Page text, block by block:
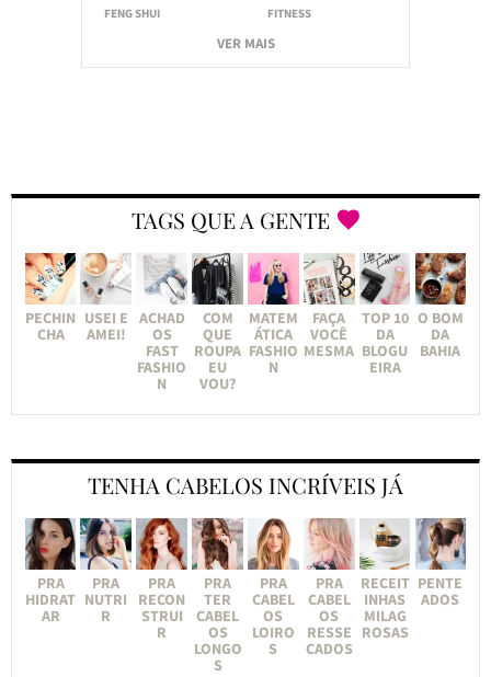
FENG SHUI
FITNESS
VER MAIS
TAGS QUE A GENTE
PECHIN
CHA
USEI E
AMEI!
ACHAD
OS
FAST
FASHIO
N
COM
QUE
ROUPA
EU
VOU?
MATEM
ÁTICA
FASHIO
N
FAÇA
VOCÊ
MESMA
TOP 10
DA
BLOGU
EIRA
O BOM
DA
BAHIA
TENHA CABELOS INCRÍVEIS JÁ
PRA
HIDRAT
AR
PRA
NUTRI
R
PRA
RECON
STRUI
R
PRA
TER
CABEL
OS
LONGO
S
PRA
CABEL
OS
LOIRO
S
PRA
CABEL
OS
RESSE
CADOS
RECEIT
INHAS
MILAG
ROSAS
PENTE
ADOS